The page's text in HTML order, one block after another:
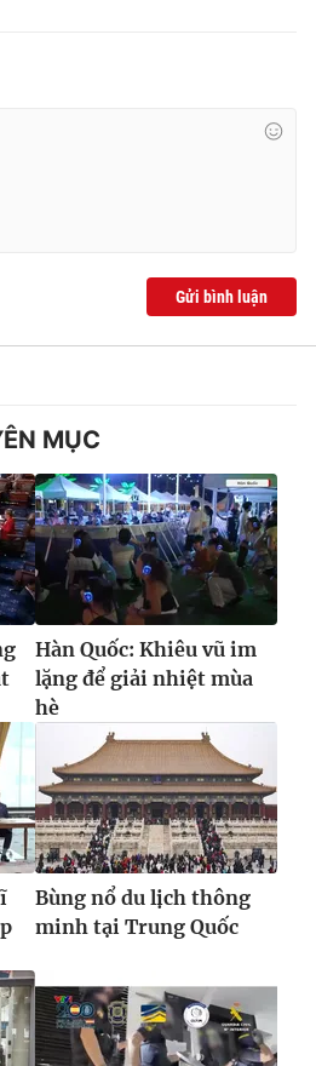
Gửi bình luận
MỤC
Hàn Quốc: Khiêu vũ im
lặng để giải nhiệt mùa
hè
Bùng nổ du lịch thông
minh tại Trung Quốc